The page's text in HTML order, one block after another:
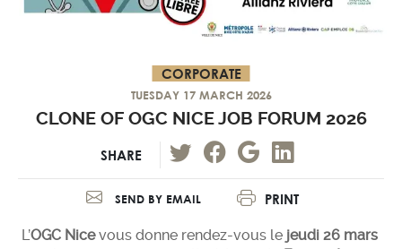
CORPORATE
TUESDAY 17 MARCH 2026
CLONE OF OGC NICE JOB FORUM 2026
SHARE
SEND BY EMAIL PRINT
L’OGC Nicevous donne rendez-vous le jeudi 26 mars